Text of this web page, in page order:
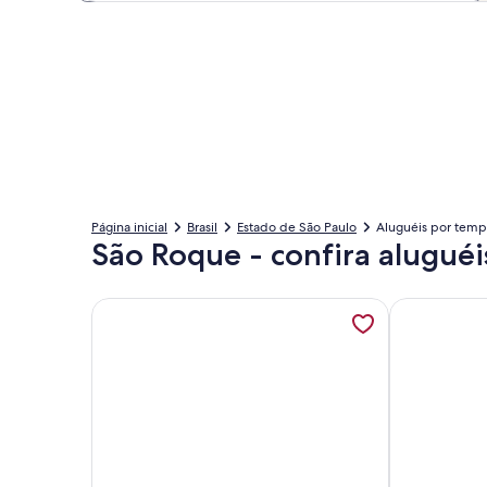
Página inicial Brasil Estado de São Paulo Aluguéis por
São Roque - confira
Mais informações sobre Chácara em São Roque
Mais